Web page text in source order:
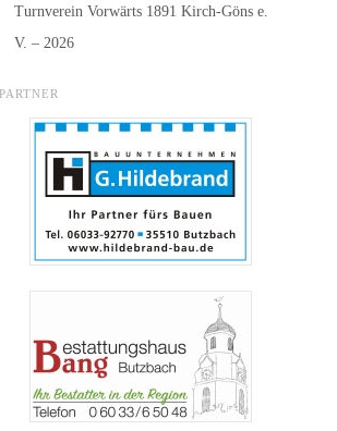
Turnverein Vorwärts 1891 Kirch-Göns e.
V. – 2026
PARTNER